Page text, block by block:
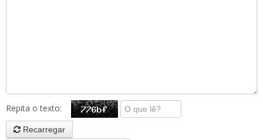
Repita o texto:
Recarregar